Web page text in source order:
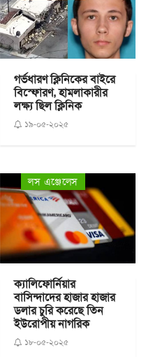
গর্ভধারণ ক্লিনিকের বাইরে
বিস্ফোরণ, হামলাকারীর
লক্ষ্য ছিল ক্লিনিক
১৯-০৫-২০২৫
লস এঞ্জেলেস
ক্যালিফোর্নিয়ার
বাসিন্দাদের হাজার হাজার
ডলার চুরি করেছে তিন
ইউরোপীয় নাগরিক
১৮-০৫-২০২৫